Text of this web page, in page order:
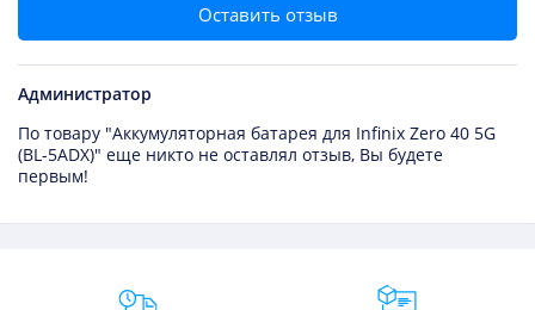
Оставить отзыв
Администратор
По товару "Аккумуляторная батарея для Infinix Zero 40 5G
(BL-5ADX)" еще никто не оставлял отзыв, Вы будете
первым!
Преимущества Fixmobile